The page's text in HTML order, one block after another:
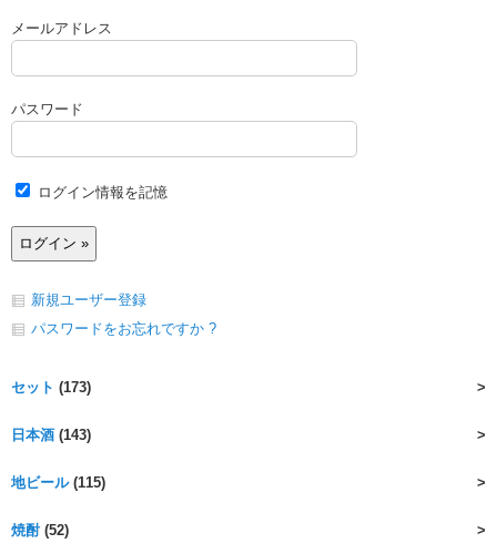
メールアドレス
パスワード
ログイン情報を記憶
新規ユーザー登録
パスワードをお忘れですか ?
セット (173)
日本酒 (143)
地ビール(115)
焼酎(52)